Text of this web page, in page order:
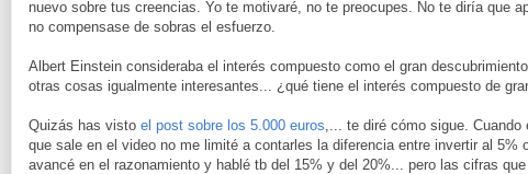
nuevo sobre tus creencias. Yo te motivaré, no te preocupes. No te diría que
no compensase de sobras el esfuerzo.
Albert Einstein consideraba el interés compuesto como el gran
otras cosas igualmente interesantes... ¿qué tiene el interés compuesto de
Quizás has visto el post sobre los 5.000 euros ,... te diré cómo sigue.
que sale en el video no me limité a contarles la diferencia entre invertir al 5%
avancé en el razonamiento y hablé tb del 15% y del 20%... pero las cifras